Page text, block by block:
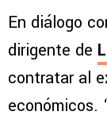
En diálogo
dirigente de
contratar al
económicos.